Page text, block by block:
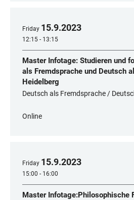
Friday 15.9.2023
12:15 - 13:15
Master Infotage: Studieren und
als Fremdsprache und Deutsch
Heidelberg
Deutsch als Fremdsprache /
Online
Friday 15.9.2023
15:00 - 16:00
Master Infotage:Philosophische